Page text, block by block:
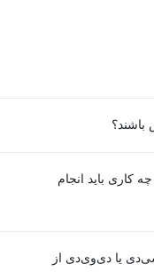
کاری باید انجام
یا دی‌وی‌دی از